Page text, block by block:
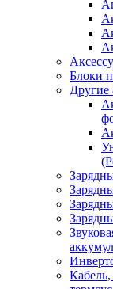
Блоки
Другие